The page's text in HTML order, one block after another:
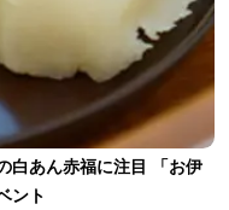
赤福に注目 「お伊
ント